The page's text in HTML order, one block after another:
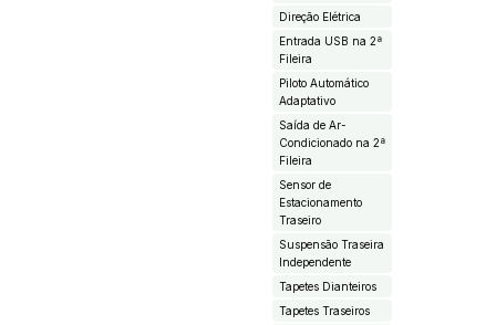
Direção Elétrica
Entrada USB na 2ª
Fileira
Piloto Automático
Adaptativo
Saída de Ar-
Condicionado na 2ª
Fileira
Sensor de
Estacionamento
Traseiro
Suspensão Traseira
Independente
Tapetes Dianteiros
Tapetes Traseiros